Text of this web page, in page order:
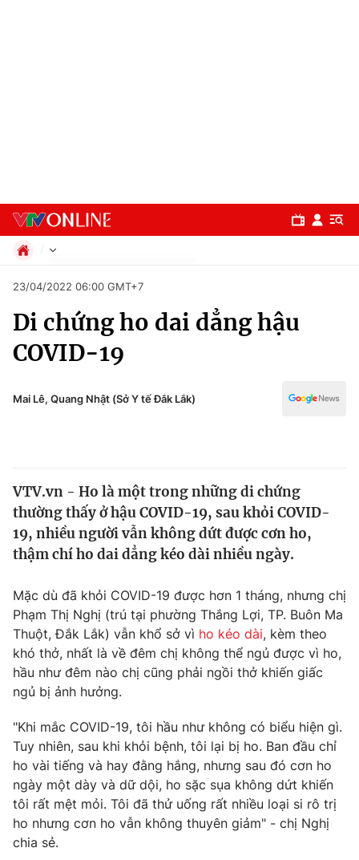
Chuyên mục
Chính trị
Xã hội
Y tế
Thế giới
Thế giới đó đây
Câu chuyện quốc tế
Kinh tế
Tài chính
Thị trường
Góc doanh nghiệp
Dữ liệu và đời sống
Truyền hình
Phim VTV
Hậu trường
Nhân vật
Khán giả
Giải sao mai
Giải trí
Điện ảnh
Âm nhạc
Sao
Đời sống
Du lịch
Làm đẹp
Giáo dục
Xã hội
Pháp luật
Thể thao
Văn hóa - Giải trí
Giáo dục
23/04/2022 06:00 GMT+7
Di chứng ho dai dẳng hậu
COVID-19
Mai Lê, Quang Nhật (Sở Y tế Đắk Lắk)
VTV.vn - Ho là một trong những di chứng
thường thấy ở hậu COVID-19, sau khỏi COVID-
19, nhiều người vẫn không dứt được cơn ho,
thậm chí ho dai dẳng kéo dài nhiều ngày.
Mặc dù đã khỏi COVID-19 được hơn 1 tháng, nhưng chị
Phạm Thị Nghị (trú tại phường Thắng Lợi, TP. Buôn Ma
Thuột, Đắk Lắk) vẫn khổ sở vì ho kéo dài, kèm theo
khó thở, nhất là về đêm chị không thể ngủ được vì ho,
hầu như đêm nào chị cũng phải ngồi thở khiến giấc
ngủ bị ảnh hưởng.
"Khi mắc COVID-19, tôi hầu như không có biểu hiện gì.
Tuy nhiên, sau khi khỏi bệnh, tôi lại bị ho. Ban đầu chỉ
ho vài tiếng và hay đằng hắng, nhưng sau đó cơn ho
ngày một dày và dữ dội, ho sặc sụa không dứt khiến
tôi rất mệt mỏi. Tôi đã thử uống rất nhiều loại si rô trị
ho nhưng cơn ho vẫn không thuyên giảm" - chị Nghị
chia sẻ.